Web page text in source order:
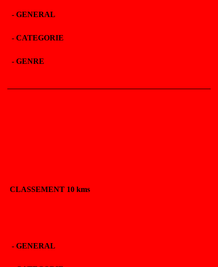
- GENERAL
- CATEGORIE
- GENRE
CLASSEMENT 10 kms
- GENERAL